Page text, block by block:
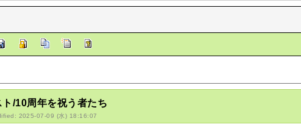
ト/10周年を祝う者たち
2025-07-09 (水) 18:16:07